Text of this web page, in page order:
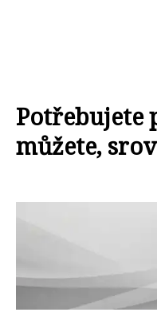
Potřebujete
můžete,